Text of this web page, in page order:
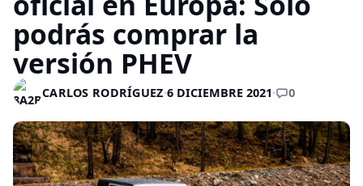
podrás comprar la
versión PHEV
CARLOS RODRÍGUEZ·6 DICIEMBRE 2021· 0